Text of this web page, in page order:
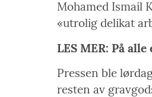
Mohamed Ismail
«utrolig delikat
LES MER: På
Pressen ble
resten av